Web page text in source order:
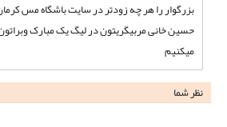
بزرگوار را هر چه زودتر در سایت باشگاه مس
حسین خانی مربیگریتون در لیگ یک مبارک
میکنیم
نظر شما